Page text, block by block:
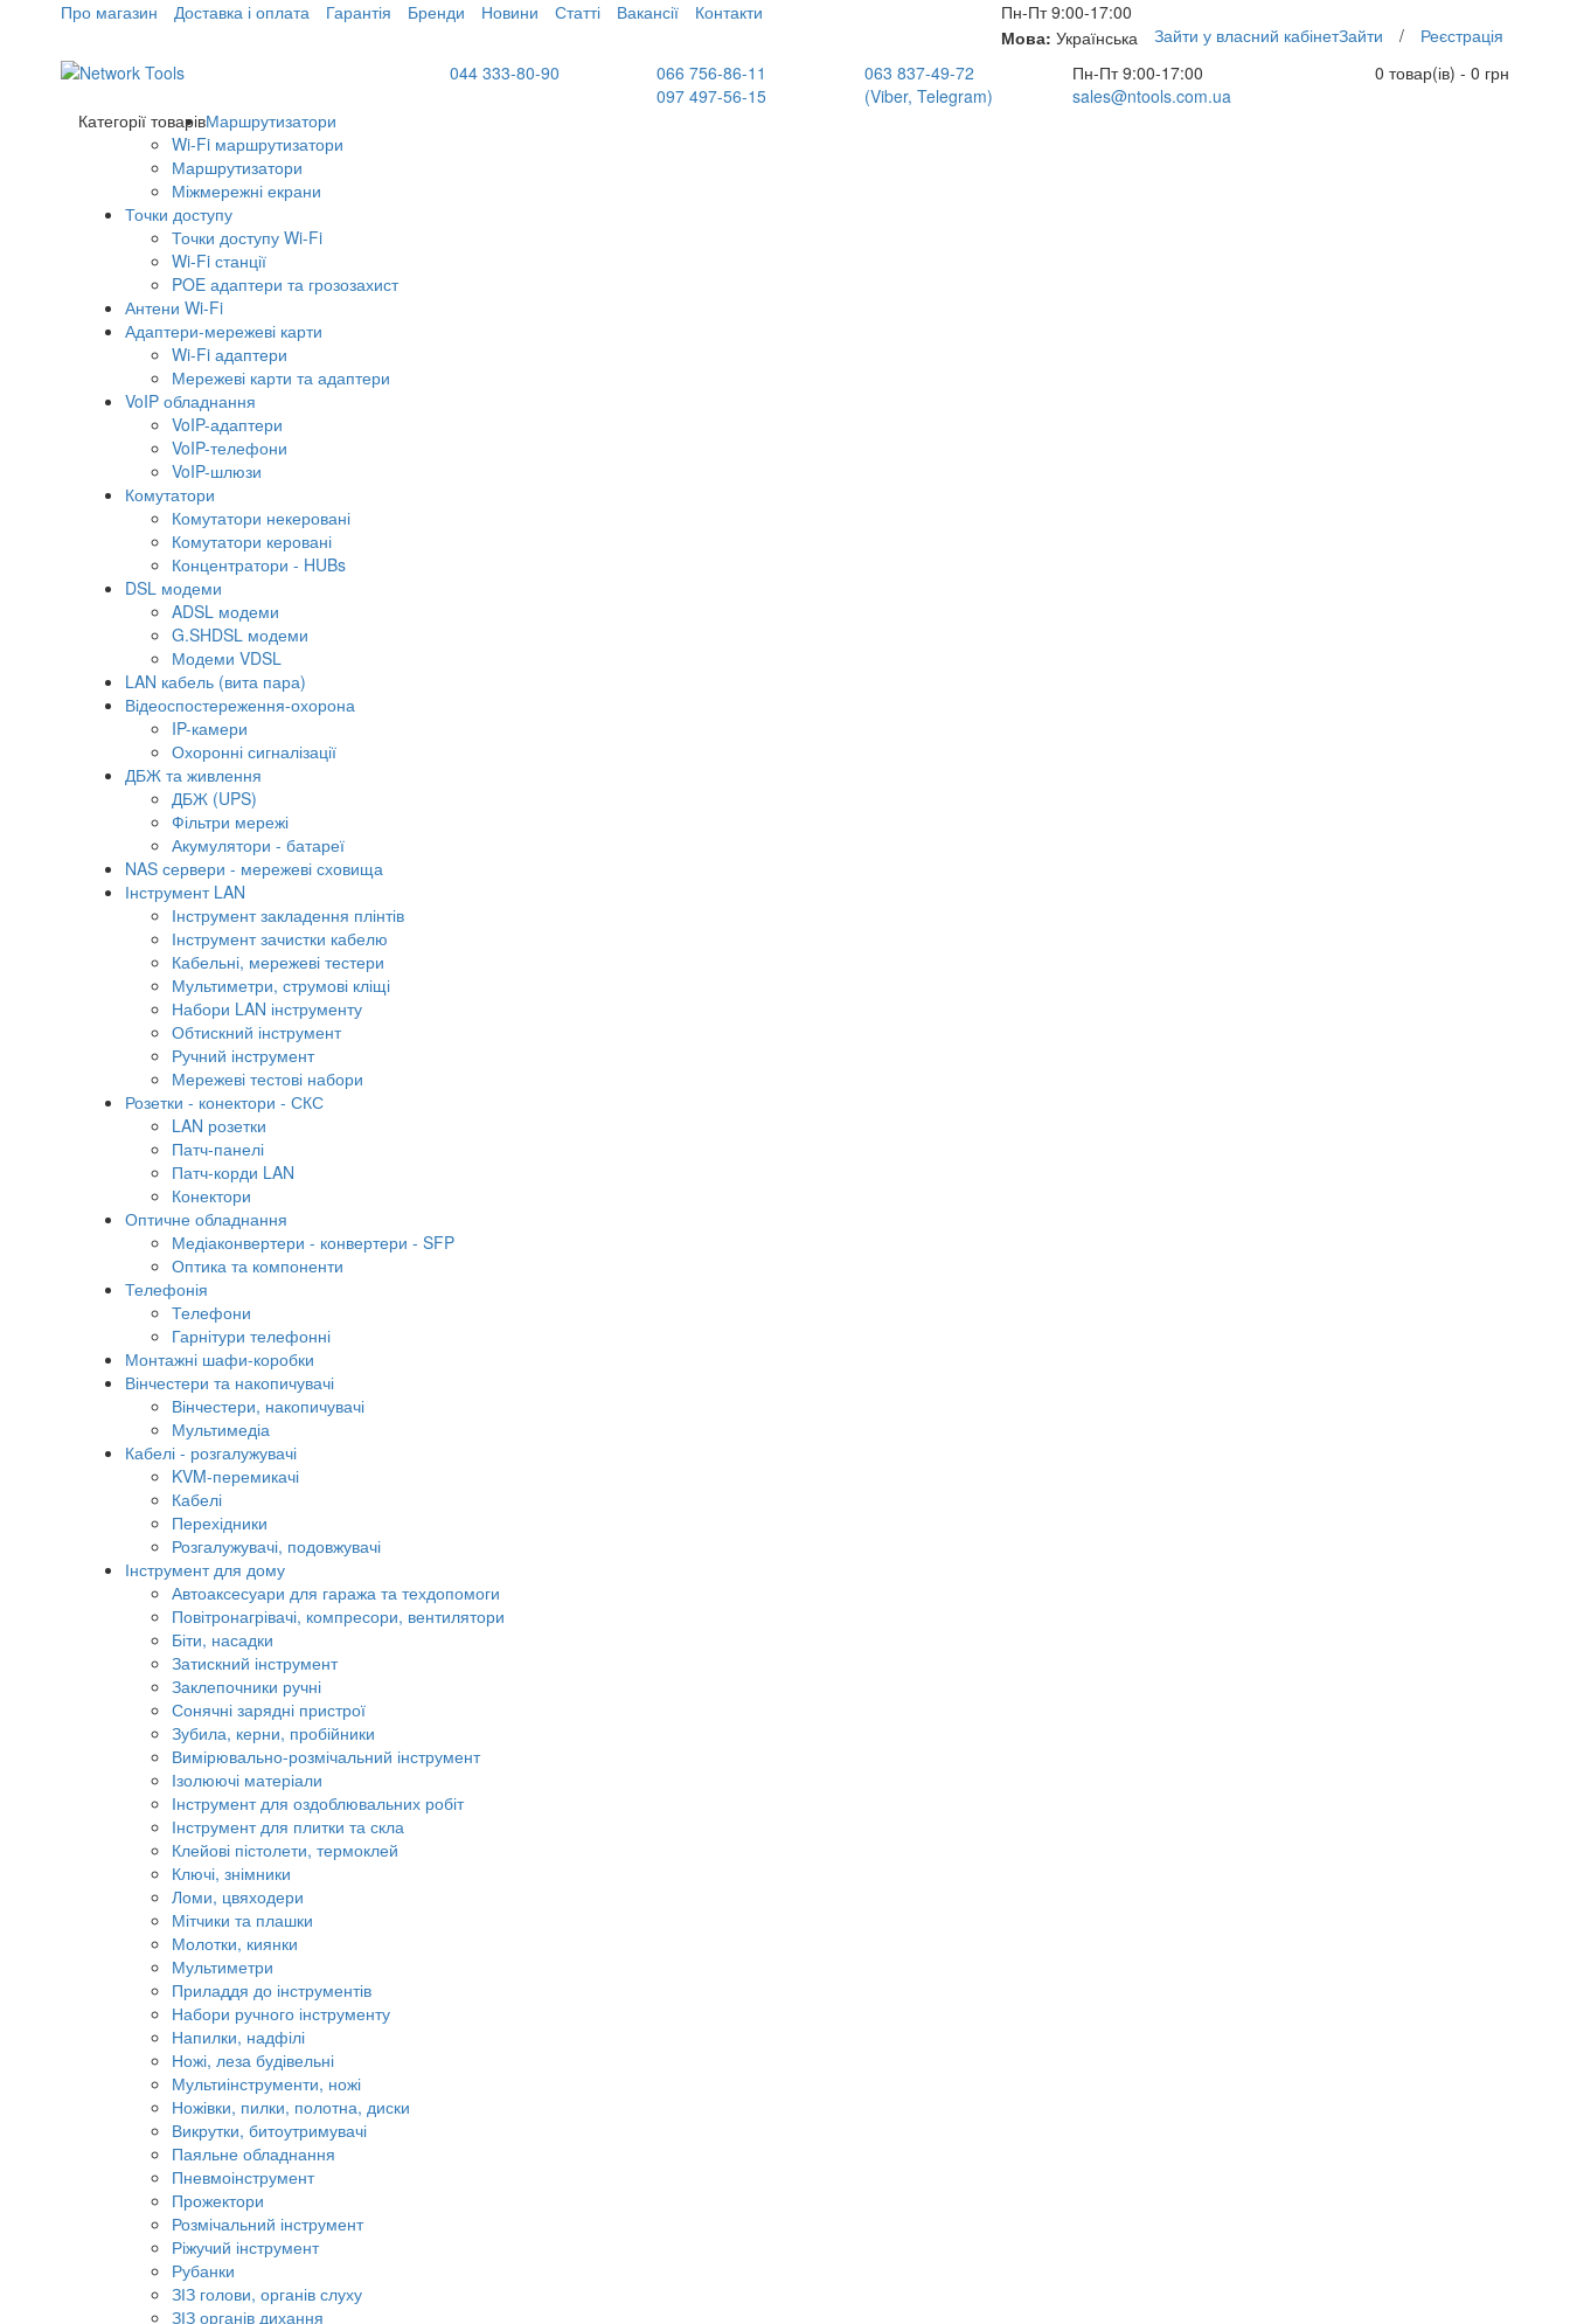
Про магазин Доставка і оплата Гарантія Бренди Новини Статті Вакансії Контакти
Пн-Пт 9:00-17:00
Мова: Українська Зайти у власний кабінетЗайти /
Реєстрація
044 333-80-90
066 756-86-11
097 497-56-15
063 837-49-72
(Viber, Telegram)
Пн-Пт 9:00-17:00
sales@ntools.com.ua
0 товар(ів) - 0 грн
Категорії товарівМаршрутизатори
Wi-Fi маршрутизатори
Маршрутизатори
Міжмережні екрани
Точки доступу
Точки доступу Wi-Fi
Wi-Fi станції
POE адаптери та грозозахист
Антени Wi-Fi
Адаптери-мережеві карти
Wi-Fi адаптери
Мережеві карти та адаптери
VoIP обладнання
VoIP-адаптери
VoIP-телефони
VoIP-шлюзи
Комутатори
Комутатори некеровані
Комутатори керовані
Концентратори - HUBs
DSL модеми
ADSL модеми
G.SHDSL модеми
Модеми VDSL
LAN кабель (вита пара)
Відеоспостереження-охорона
IP-камери
Охоронні сигналізації
ДБЖ та живлення
ДБЖ (UPS)
Фільтри мережі
Акумулятори - батареї
NAS сервери - мережеві сховища
Інструмент LAN
Інструмент закладення плінтів
Інструмент зачистки кабелю
Кабельні, мережеві тестери
Мультиметри, струмові кліщі
Набори LAN інструменту
Обтискний інструмент
Ручний інструмент
Мережеві тестові набори
Розетки - конектори - СКС
LAN розетки
Патч-панелі
Патч-корди LAN
Конектори
Оптичне обладнання
Медіаконвертери - конвертери - SFP
Оптика та компоненти
Телефонія
Телефони
Гарнітури телефонні
Монтажні шафи-коробки
Вінчестери та накопичувачі
Вінчестери, накопичувачі
Мультимедіа
Кабелі - розгалужувачі
KVM-перемикачі
Кабелі
Перехідники
Розгалужувачі, подовжувачі
Інструмент для дому
Автоаксесуари для гаража та техдопомоги
Повітронагрівачі, компресори, вентилятори
Біти, насадки
Затискний інструмент
Заклепочники ручні
Сонячні зарядні пристрої
Зубила, керни, пробійники
Вимірювально-розмічальний інструмент
Ізолюючі матеріали
Інструмент для оздоблювальних робіт
Інструмент для плитки та скла
Клейові пістолети, термоклей
Ключі, знімники
Ломи, цвяходери
Мітчики та плашки
Молотки, киянки
Мультиметри
Приладдя до інструментів
Набори ручного інструменту
Напилки, надфілі
Ножі, леза будівельні
Мультиінструменти, ножі
Ножівки, пилки, полотна, диски
Викрутки, битоутримувачі
Паяльне обладнання
Пневмоінструмент
Прожектори
Розмічальний інструмент
Ріжучий інструмент
Рубанки
ЗІЗ голови, органів слуху
ЗІЗ органів дихання